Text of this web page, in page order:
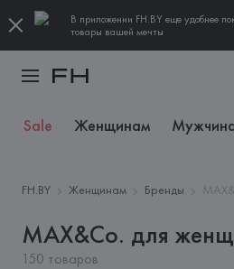
В приложении FH.BY еще удобнее
товары вашей мечты
Sale Женщинам
FH.BY Женщинам Бренды
MAX&Co. для
150 товаров